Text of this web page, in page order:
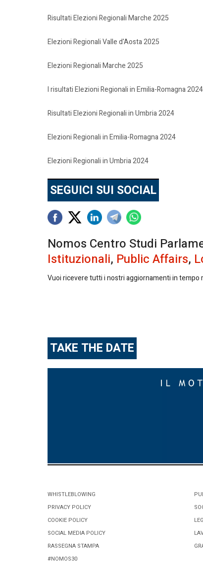
Risultati Elezioni Regionali Marche 2025
Elezioni Regionali Valle d'Aosta 2025
Elezioni Regionali Marche 2025
I risultati Elezioni Regionali in Emilia-Romagna 2024
Risultati Elezioni Regionali in Umbria 2024
Elezioni Regionali in Emilia-Romagna 2024
Elezioni Regionali in Umbria 2024
SEGUICI SUI SOCIAL
Nomos Centro Studi
Istituzionali, Public Affairs,
Vuoi ricevere tutti i nostri aggiornamenti in tempo
TAKE THE DATE
WHISTLEBLOWING
PRIVACY POLICY
COOKIE POLICY
SOCIAL MEDIA POLICY
RASSEGNA STAMPA
#NOMOS30